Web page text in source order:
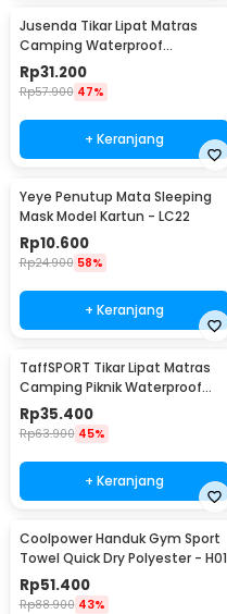
Jusenda Tikar Lipat Matras
Camping Waterproof
Aluminium Foil 147x150cm - HL-
306
Rp31.200
Rp57.900 47%
+ Keranjang
Yeye Penutup Mata Sleeping
Mask Model Kartun - LC22
Rp10.600
Rp24.900 58%
+ Keranjang
TaffSPORT Tikar Lipat Matras
Camping Piknik Waterproof
Mat 1.4x1.52M - FS-007
Rp35.400
Rp63.900 45%
+ Keranjang
Coolpower Handuk Gym Sport
Towel Quick Dry Polyester - H01
Rp51.400
Rp88.900 43%